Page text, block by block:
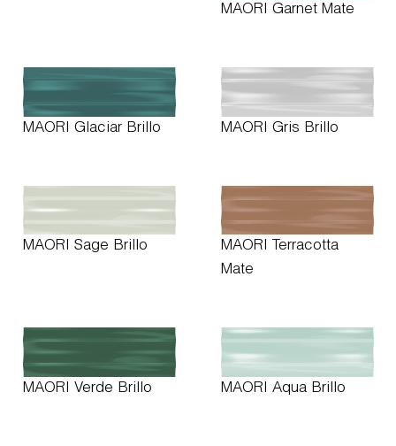
MAORI Garnet Mate
MAORI Glaciar Brillo MAORI Gris Brillo
MAORI Sage Brillo
MAORI Terracotta
Mate
MAORI Verde Brillo MAORI Aqua Brillo